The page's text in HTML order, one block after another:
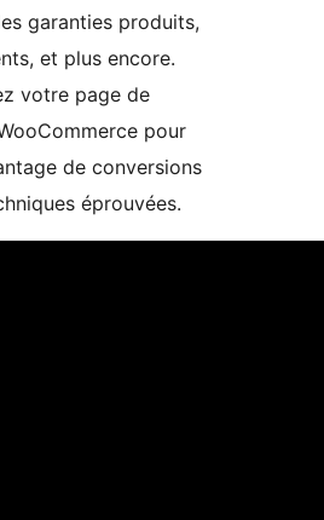
garanties produits,
et plus encore.
votre page de
pour
de conversions
éprouvées.